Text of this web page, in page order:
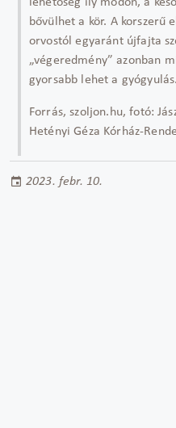
bővülhet a kör. A korszerű
orvostól egyaránt újfajta
„végeredmény” azonban
gyorsabb lehet a gyógyulás.
Forrás, szoljon.hu, fotó:
Hetényi Géza Kórház-
2023. febr. 10.